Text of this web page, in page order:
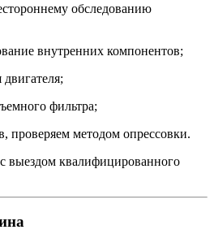
обследованию
внутренних компонентов;
фильтра;
проверяем методом опрессовки.
выездом квалифицированного